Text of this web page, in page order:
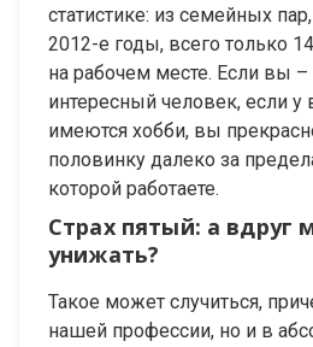
статистике: из семейных
2012-е годы, всего только
на рабочем месте. Если вы
интересный человек, если у
имеются хобби, вы
половинку далеко за
которой работаете.
Страх пятый: а вдруг
унижать?
Такое может случиться,
нашей профессии, но и в